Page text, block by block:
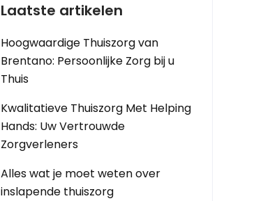
Laatste artikelen
Hoogwaardige Thuiszorg van
Brentano: Persoonlijke Zorg bij u
Thuis
Kwalitatieve Thuiszorg Met Helping
Hands: Uw Vertrouwde
Zorgverleners
Alles wat je moet weten over
inslapende thuiszorg